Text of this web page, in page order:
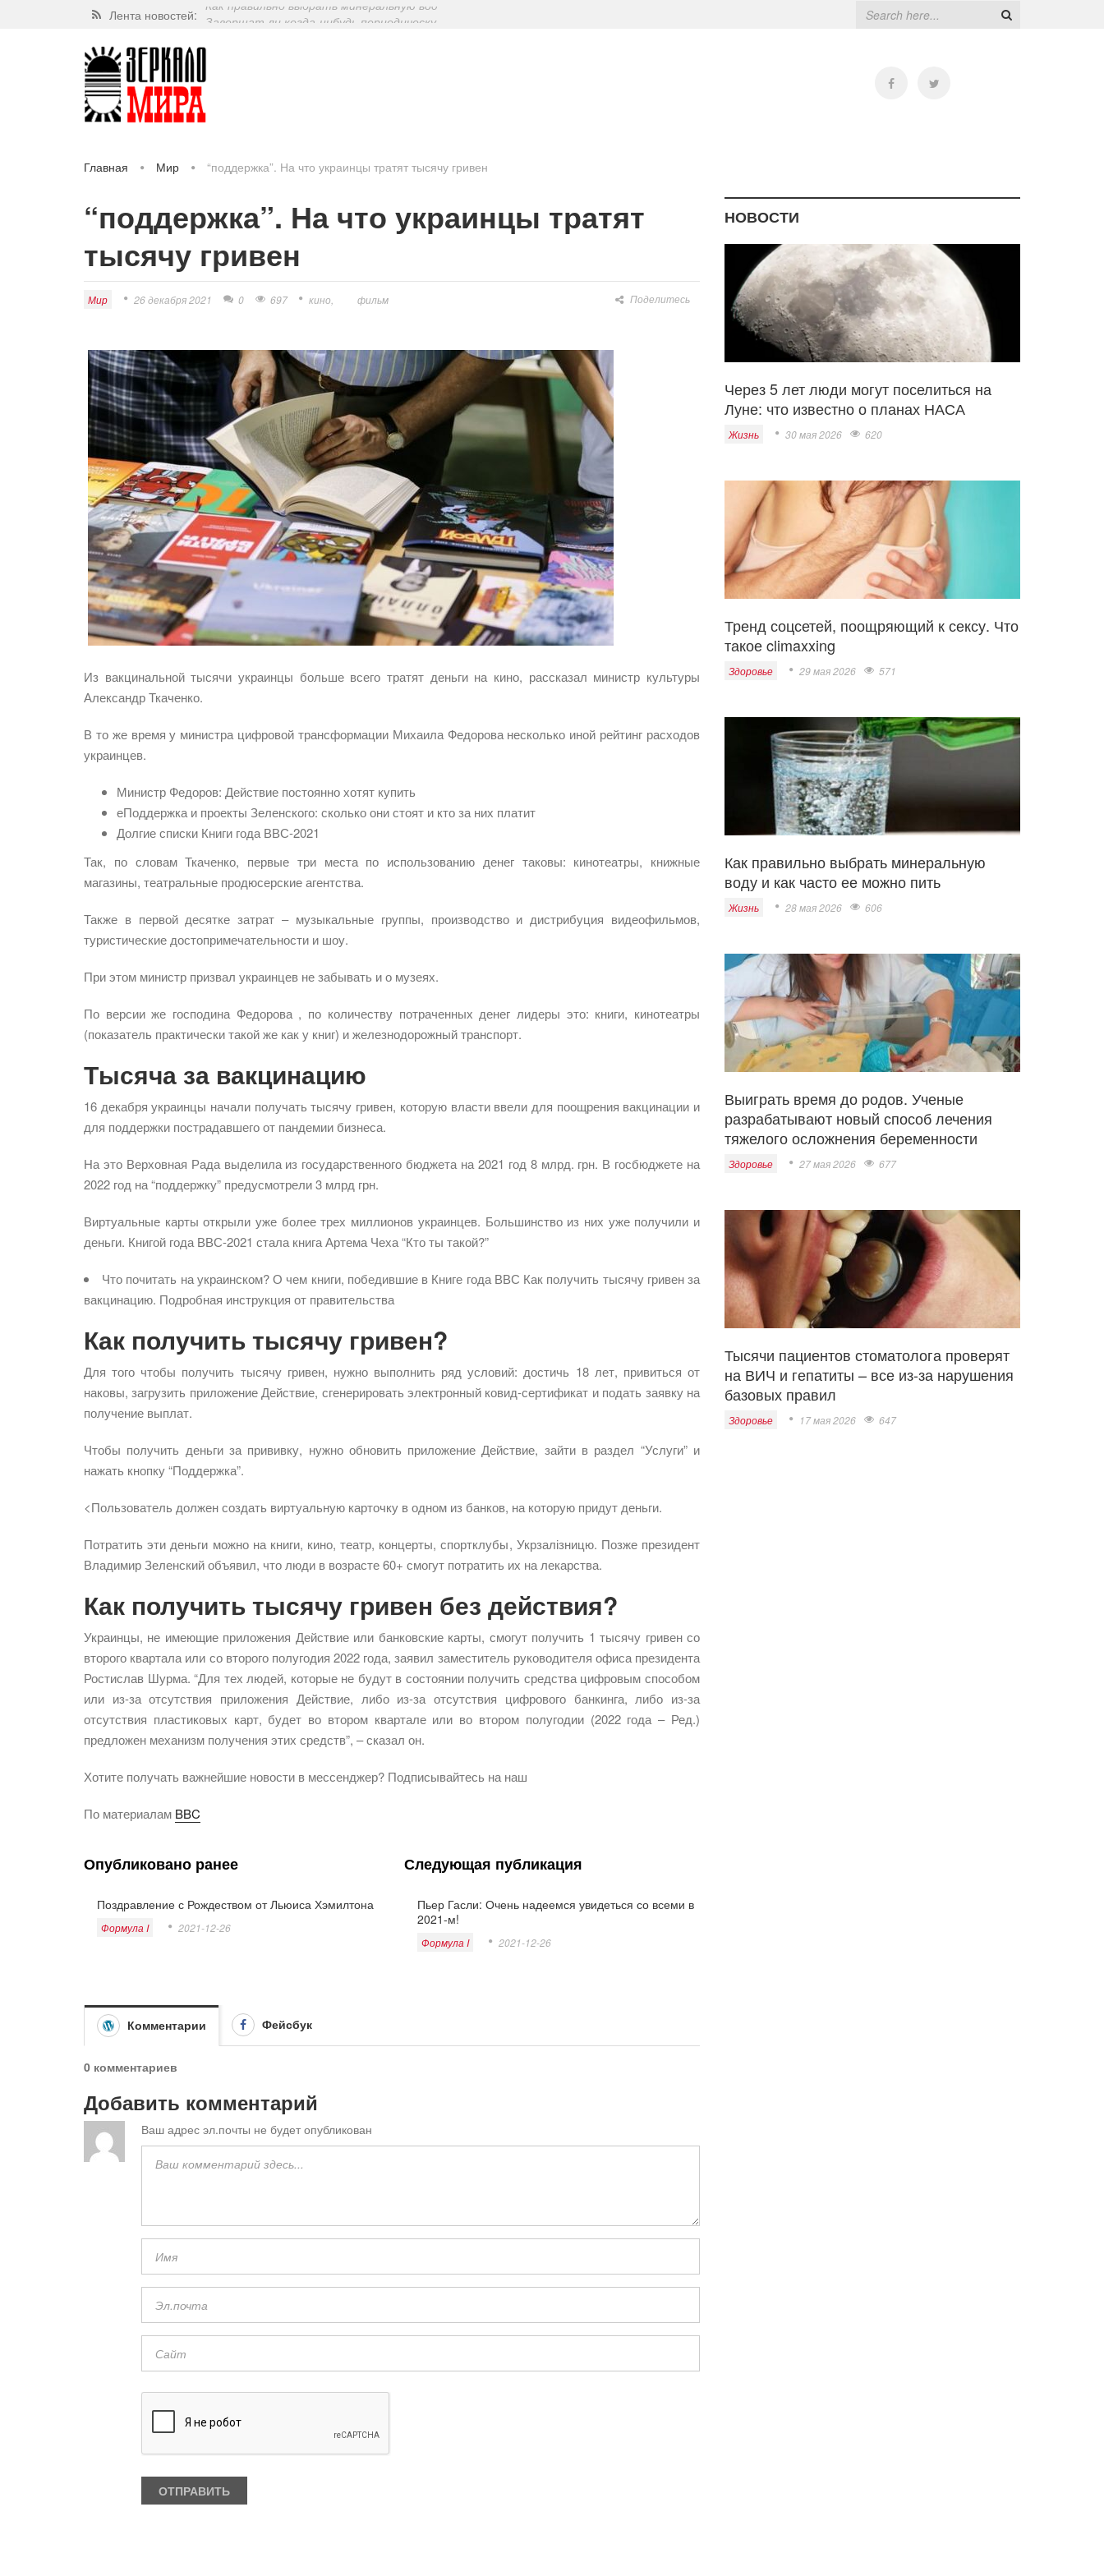
Лента новостей: Завершат ли когда-нибудь периодическу
Через 5 лет люди могут поселиться на Лу
Главная Мир “поддержка”. На что украинцы тратят тысячу гривен
“поддержка”. На что украинцы тратят
тысячу гривен
Мир 26 декабря 2021 0 697 кино фильм Поделитесь
Из вакцинальной тысячи украинцы больше всего тратят деньги на кино, рассказал министр культуры
Александр Ткаченко.
В то же время у министра цифровой трансформации Михаила Федорова несколько иной рейтинг расходов
украинцев.
Министр Федоров: Действие постоянно хотят купить
еПоддержка и проекты Зеленского: сколько они стоят и кто за них платит
Долгие списки Книги года ВВС-2021
Так, по словам Ткаченко, первые три места по использованию денег таковы: кинотеатры, книжные
магазины, театральные продюсерские агентства.
Также в первой десятке затрат – музыкальные группы, производство и дистрибуция видеофильмов,
туристические достопримечательности и шоу.
При этом министр призвал украинцев не забывать и о музеях.
По версии же господина Федорова , по количеству потраченных денег лидеры это: книги, кинотеатры
(показатель практически такой же как у книг) и железнодорожный транспорт.
Тысяча за вакцинацию
16 декабря украинцы начали получать тысячу гривен, которую власти ввели для поощрения вакцинации и
для поддержки пострадавшего от пандемии бизнеса.
На это Верховная Рада выделила из государственного бюджета на 2021 год 8 млрд. грн. В госбюджете на
2022 год на “поддержку” предусмотрели 3 млрд грн.
Виртуальные карты открыли уже более трех миллионов украинцев. Большинство из них уже получили и
деньги. Книгой года ВВС-2021 стала книга Артема Чеха “Кто ты такой?”
Что почитать на украинском? О чем книги, победившие в Книге года ВВС Как получить тысячу гривен за
вакцинацию. Подробная инструкция от правительства
Как получить тысячу гривен?
Для того чтобы получить тысячу гривен, нужно выполнить ряд условий: достичь 18 лет, привиться от
наковы, загрузить приложение Действие, сгенерировать электронный ковид-сертификат и подать заявку на
получение выплат.
Чтобы получить деньги за прививку, нужно обновить приложение Действие, зайти в раздел “Услуги” и
нажать кнопку “Поддержка”.
<Пользователь должен создать виртуальную карточку в одном из банков, на которую придут деньги.
Потратить эти деньги можно на книги, кино, театр, концерты, спортклубы, Укрзалізницю. Позже президент
Владимир Зеленский объявил, что люди в возрасте 60+ смогут потратить их на лекарства.
Как получить тысячу гривен без действия?
Украинцы, не имеющие приложения Действие или банковские карты, смогут получить 1 тысячу гривен со
второго квартала или со второго полугодия 2022 года, заявил заместитель руководителя офиса президента
Ростислав Шурма. “Для тех людей, которые не будут в состоянии получить средства цифровым способом
или из-за отсутствия приложения Действие, либо из-за отсутствия цифрового банкинга, либо из-за
отсутствия пластиковых карт, будет во втором квартале или во втором полугодии (2022 года – Ред.)
предложен механизм получения этих средств”, – сказал он.
Хотите получать важнейшие новости в мессенджер? Подписывайтесь на наш
По материалам BBC
Опубликовано ранее
Поздравление с Рождеством от Льюиса Хэмилтона
Формула I 2021-12-26
Следующая публикация
Пьер Гасли: Очень надеемся увидеться со всеми в
2021-м!
Формула I 2021-12-26
Комментарии Фейсбук
0 комментариев
Добавить комментарий
Ваш адрес эл.почты не будет опубликован
НОВОСТИ
Через 5 лет люди могут поселиться на
Луне: что известно о планах НАСА
Жизнь 30 мая 2026 620
Тренд соцсетей, поощряющий к сексу. Что
такое climaxxing
Здоровье 29 мая 2026 571
Как правильно выбрать минеральную
воду и как часто ее можно пить
Жизнь 28 мая 2026 606
Выиграть время до родов. Ученые
разрабатывают новый способ лечения
тяжелого осложнения беременности
Здоровье 27 мая 2026 677
Тысячи пациентов стоматолога проверят
на ВИЧ и гепатиты – все из-за нарушения
базовых правил
Здоровье 17 мая 2026 647